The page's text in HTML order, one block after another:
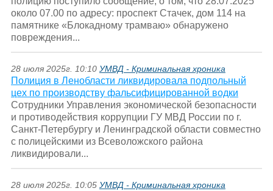
около 07.00 по адресу: проспект Стачек, дом 114 на
памятнике «Блокадному трамваю» обнаружено
повреждения...
28 июля 2025г. 10:10 УМВД - Криминальная хроника
Полиция в Ленобласти ликвидировала подпольный
цех по производству фальсифицированной водки
Сотрудники Управления экономической безопасности
и противодействия коррупции ГУ МВД России по г.
Санкт-Петербургу и Ленинградской области совместно
с полицейскими из Всеволожского района
ликвидировали...
28 июля 2025г. 10:05 УМВД - Криминальная хроника